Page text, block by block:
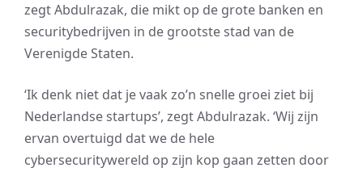
zegt Abdulrazak, die mikt op de grote banken en
securitybedrijven in de grootste stad van de
Verenigde Staten.
‘Ik denk niet dat je vaak zo’n snelle groei ziet bij
Nederlandse startups’, zegt Abdulrazak. ‘Wij zijn
ervan overtuigd dat we de hele
cybersecuritywereld op zijn kop gaan zetten door